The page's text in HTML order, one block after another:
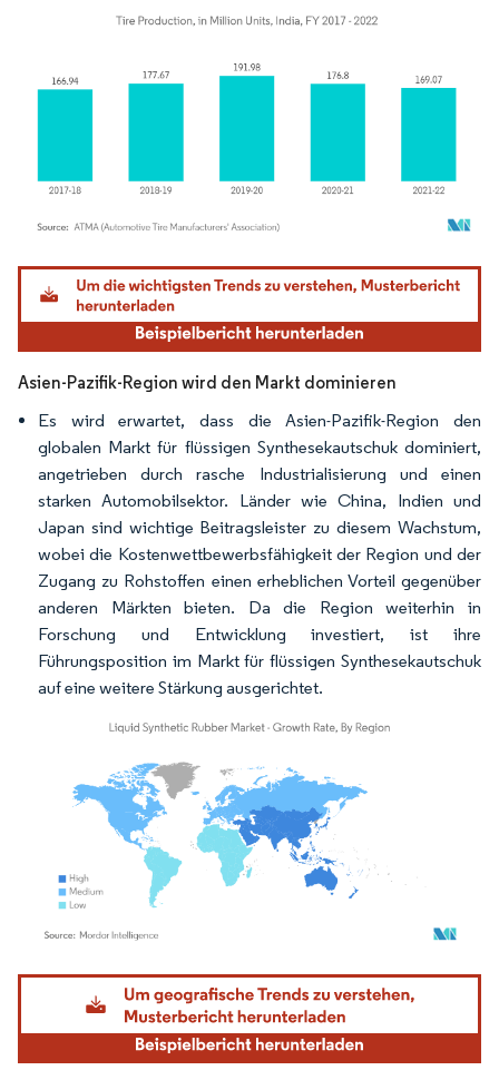
Bild © Mordor Intelligence. Wiederverwendung erfordert Namensnennung gemäß
Asien-Pazifik-Region wird den Markt dominieren
Es wird erwartet, dass die Asien-Pazifik-Region den
globalen Markt für flüssigen Synthesekautschuk dominiert,
angetrieben durch rasche Industrialisierung und einen
starken Automobilsektor. Länder wie China, Indien und
Japan sind wichtige Beitragsleister zu diesem Wachstum,
wobei die Kostenwettbewerbsfähigkeit der Region und der
Zugang zu Rohstoffen einen erheblichen Vorteil gegenüber
anderen Märkten bieten. Da die Region weiterhin in
Forschung und Entwicklung investiert, ist ihre
Führungsposition im Markt für flüssigen Synthesekautschuk
auf eine weitere Stärkung ausgerichtet.
Bild © Mordor Intelligence. Wiederverwendung erfordert Namensnennung gemäß